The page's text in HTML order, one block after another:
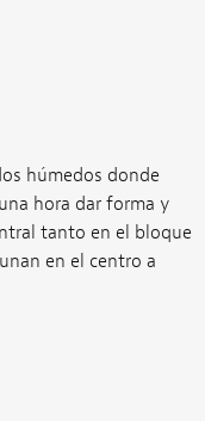
húmedos donde
hora dar forma y
tanto en el bloque
en el centro a